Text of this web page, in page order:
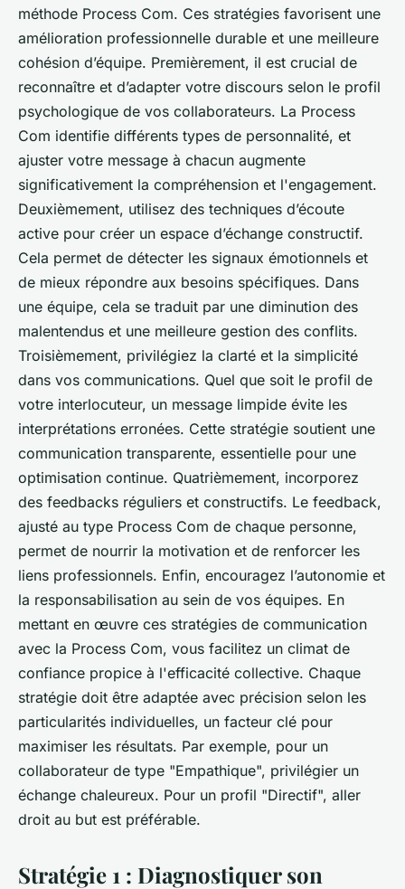
méthode Process Com. Ces stratégies favorisent une
amélioration professionnelle durable et une meilleure
cohésion d’équipe. Premièrement, il est crucial de
reconnaître et d’adapter votre discours selon le profil
psychologique de vos collaborateurs. La Process
Com identifie différents types de personnalité, et
ajuster votre message à chacun augmente
significativement la compréhension et l'engagement.
Deuxièmement, utilisez des techniques d’écoute
active pour créer un espace d’échange constructif.
Cela permet de détecter les signaux émotionnels et
de mieux répondre aux besoins spécifiques. Dans
une équipe, cela se traduit par une diminution des
malentendus et une meilleure gestion des conflits.
Troisièmement, privilégiez la clarté et la simplicité
dans vos communications. Quel que soit le profil de
votre interlocuteur, un message limpide évite les
interprétations erronées. Cette stratégie soutient une
communication transparente, essentielle pour une
optimisation continue. Quatrièmement, incorporez
des feedbacks réguliers et constructifs. Le feedback,
ajusté au type Process Com de chaque personne,
permet de nourrir la motivation et de renforcer les
liens professionnels. Enfin, encouragez l’autonomie et
la responsabilisation au sein de vos équipes. En
mettant en œuvre ces stratégies de communication
avec la Process Com, vous facilitez un climat de
confiance propice à l'efficacité collective. Chaque
stratégie doit être adaptée avec précision selon les
particularités individuelles, un facteur clé pour
maximiser les résultats. Par exemple, pour un
collaborateur de type "Empathique", privilégier un
échange chaleureux. Pour un profil "Directif", aller
droit au but est préférable.
Stratégie 1 : Diagnostiquer son